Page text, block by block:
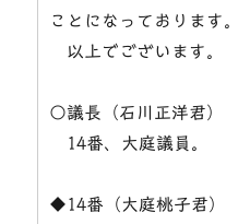
ことになっております。
以上でございます。
○議長（石川正洋君）
14番、大庭議員。
◆14番（大庭桃子君）